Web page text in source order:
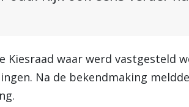
Kiesraad waar werd vastgesteld
Na de bekendmaking